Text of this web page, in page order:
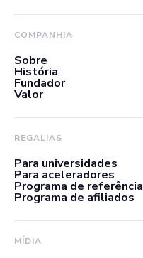
COMPANHIA
Sobre
História
Fundador
Valor
REGALIAS
Para universidades
Para aceleradores
Programa de referência
Programa de afiliados
MÍDIA